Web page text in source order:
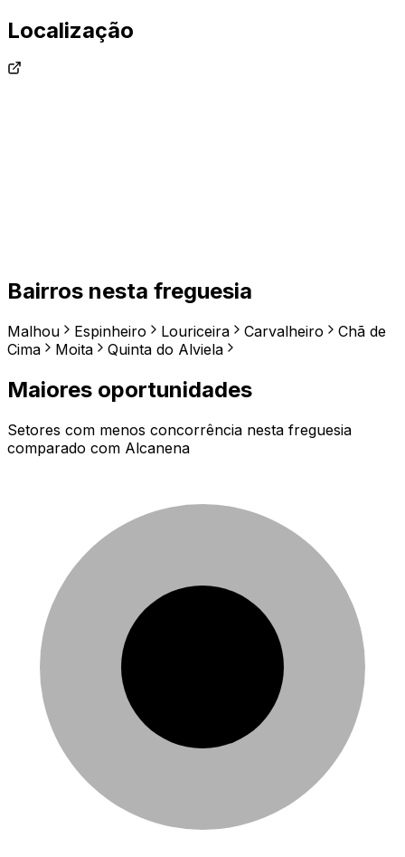
Localização
Bairros nesta freguesia
Malhou Espinheiro Louriceira Carvalheiro
Chã de
Cima
Moita Quinta do Alviela
Maiores oportunidades
Setores com menos concorrência nesta freguesia
comparado com Alcanena